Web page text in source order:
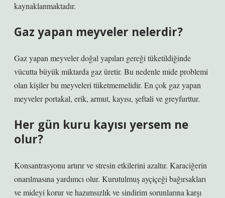
kaynaklanmaktadır.
Gaz yapan meyveler nelerdir?
Gaz yapan meyveler doğal yapıları gereği tüketildiğinde
vücutta büyük miktarda gaz üretir. Bu nedenle mide problemi
olan kişiler bu meyveleri tüketmemelidir. En çok gaz yapan
meyveler portakal, erik, armut, kayısı, şeftali ve greyfurttur.
Her gün kuru kayısı yersem ne
olur?
Konsantrasyonu artırır ve stresin etkilerini azaltır. Karaciğerin
onarılmasına yardımcı olur. Kurutulmuş ayçiçeği bağırsakları
ve mideyi korur ve hazımsızlık ve sindirim sorunlarına karşı